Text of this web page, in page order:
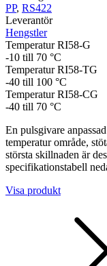
PP, RS422
Leverantör
Hengstler
Temperatur RI58-G
-10 till 70 °C
Temperatur RI58-TG
-40 till 100 °C
Temperatur RI58-CG
-40 till 70 °C
En pulsgivare
temperatur område,
största skillnaden är
specifikationstabell
Visa produkt